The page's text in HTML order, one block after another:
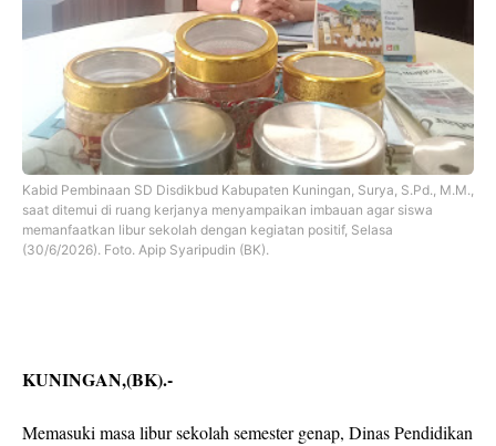
Kabid Pembinaan SD Disdikbud Kabupaten Kuningan, Surya, S.Pd., M.M.,
saat ditemui di ruang kerjanya menyampaikan imbauan agar siswa
memanfaatkan libur sekolah dengan kegiatan positif, Selasa
(30/6/2026). Foto. Apip Syaripudin (BK).
KUNINGAN,(BK).-
Memasuki masa libur sekolah semester genap, Dinas Pendidikan